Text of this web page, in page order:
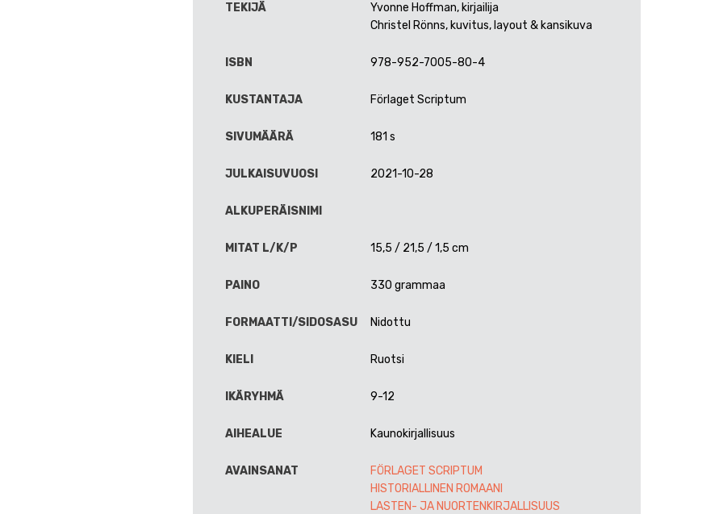
TEKIJÄ
Yvonne Hoffman, kirjailija
Christel Rönns, kuvitus, layout & kansikuva
ISBN 978-952-7005-80-4
KUSTANTAJA Förlaget Scriptum
SIVUMÄÄRÄ 181 s
JULKAISUVUOSI 2021-10-28
ALKUPERÄISNIMI
MITAT L/K/P 15,5 / 21,5 / 1,5 cm
PAINO 330 grammaa
FORMAATTI/SIDOSASU Nidottu
KIELI Ruotsi
IKÄRYHMÄ 9-12
AIHEALUE Kaunokirjallisuus
AVAINSANAT
FÖRLAGET SCRIPTUM
HISTORIALLINEN ROMAANI
LASTEN- JA NUORTENKIRJALLISUUS